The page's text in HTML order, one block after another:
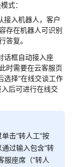
式：
接入机器人，客户
存在机器人可识别
答复。
话框自动接入座
时需要在云客服页
选择“在线交谈工作
后可进行在线交
击“转人工”按
过输入包含“转
服座席（“转人